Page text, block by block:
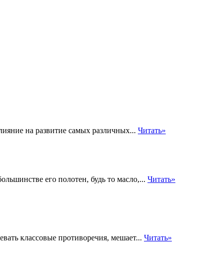
на развитие самых различных... Читать»
его полотен, будь то масло,... Читать»
классовые противоречия, мешает... Читать»